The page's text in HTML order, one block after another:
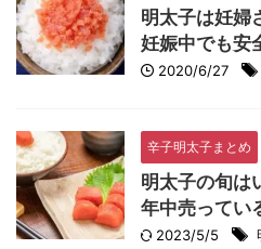
明太子は妊婦
妊娠中でも安
2020/6/27
辛子明太子まとめ
明太子の旬は
年中売ってい
2023/5/5